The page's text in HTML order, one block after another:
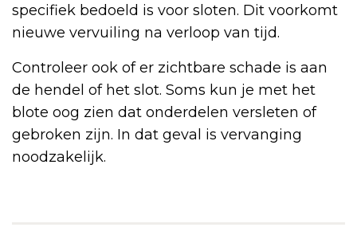
specifiek bedoeld is voor sloten. Dit voorkomt
nieuwe vervuiling na verloop van tijd.
Controleer ook of er zichtbare schade is aan
de hendel of het slot. Soms kun je met het
blote oog zien dat onderdelen versleten of
gebroken zijn. In dat geval is vervanging
noodzakelijk.